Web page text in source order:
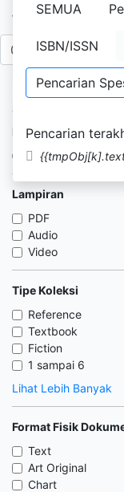
SEMUA
ISBN/ISSN
Pencarian
Pencarian
Tahun Penerbitan
Ketersediaan
Tersedia di Rak
Lampiran
PDF
Audio
Video
Tipe Koleksi
Reference
Textbook
Fiction
1 sampai 6
Lihat Lebih Banyak
Format Fisik
Text
Art Original
Chart